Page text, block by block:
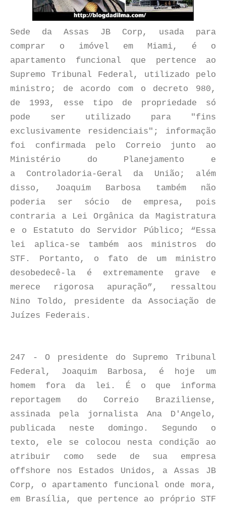
Sede da Assas JB Corp, usada para
comprar o imóvel em Miami, é o
apartamento funcional que pertence ao
Supremo Tribunal Federal, utilizado pelo
ministro; de acordo com o decreto 980,
de 1993, esse tipo de propriedade só
pode ser utilizado para "fins
exclusivamente residenciais"; informação
foi confirmada pelo Correio junto ao
Ministério do Planejamento e
a Controladoria-Geral da União; além
disso, Joaquim Barbosa também não
poderia ser sócio de empresa, pois
contraria a Lei Orgânica da Magistratura
e o Estatuto do Servidor Público; “Essa
lei aplica-se também aos ministros do
STF. Portanto, o fato de um ministro
desobedecê-la é extremamente grave e
merece rigorosa apuração”, ressaltou
Nino Toldo, presidente da Associação de
Juízes Federais.
247 - O presidente do Supremo Tribunal
Federal, Joaquim Barbosa, é hoje um
homem fora da lei. É o que informa
reportagem do Correio Braziliense,
assinada pela jornalista Ana D'Angelo,
publicada neste domingo. Segundo o
texto, ele se colocou nesta condição ao
atribuir como sede de sua empresa
offshore nos Estados Unidos, a Assas JB
Corp, o apartamento funcional onde mora,
em Brasília, que pertence ao próprio STF